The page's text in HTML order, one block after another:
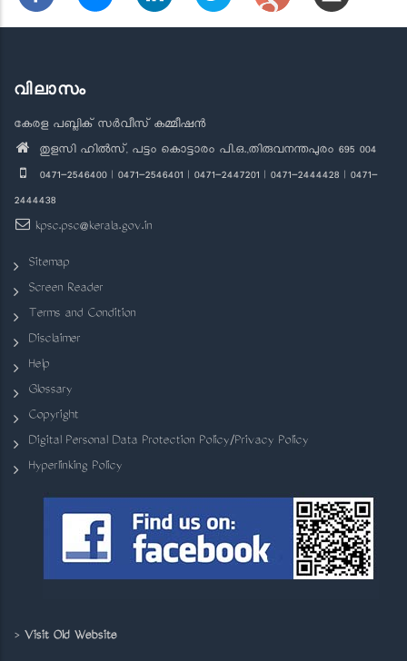
വിലാസം
കേരള പബ്ലിക് സർവീസ് കമ്മീഷൻ
തുളസി ഹിൽസ്, പട്ടം കൊട്ടാരം പി.ഒ.,തിരുവനന്തപുരം 695 004
0471-2546400 | 0471-2546401 | 0471-2447201 | 0471-2444428 | 0471-
2444438
kpsc.psc@kerala.gov.in
Sitemap
Screen Reader
Terms and Condition
Disclaimer
Help
Glossary
Copyright
Digital Personal Data Protection Policy/Privacy Policy
Hyperlinking Policy
> Visit Old Website